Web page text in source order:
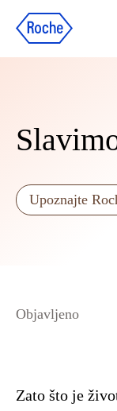
Upoznajte
Objavljeno
Zato što je